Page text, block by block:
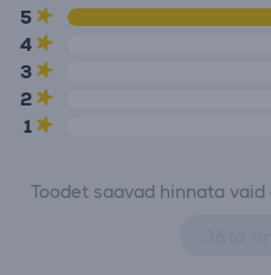
5
4
3
2
1
Toodet saavad hinnata